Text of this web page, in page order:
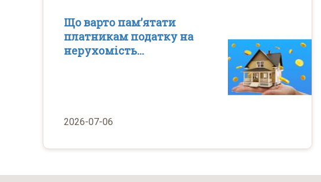
Що варто пам’ятати
платникам податку на
нерухомість...
2026-07-06